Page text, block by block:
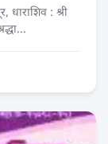
धाराशिव : श्री